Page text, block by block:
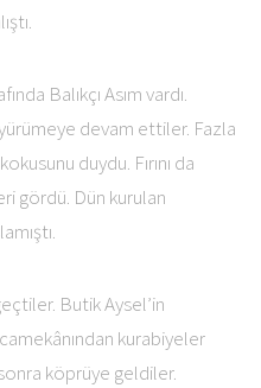
Balıkçı Asım vardı.
devam ettiler. Fazla
duydu. Fırını da
gördü. Dün kurulan
Butik Aysel’in
kurabiyeler
köprüye geldiler.